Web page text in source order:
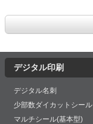
デジタル印刷
デジタル名刺
少部数ダイカットシール
マルチシール(基本型)